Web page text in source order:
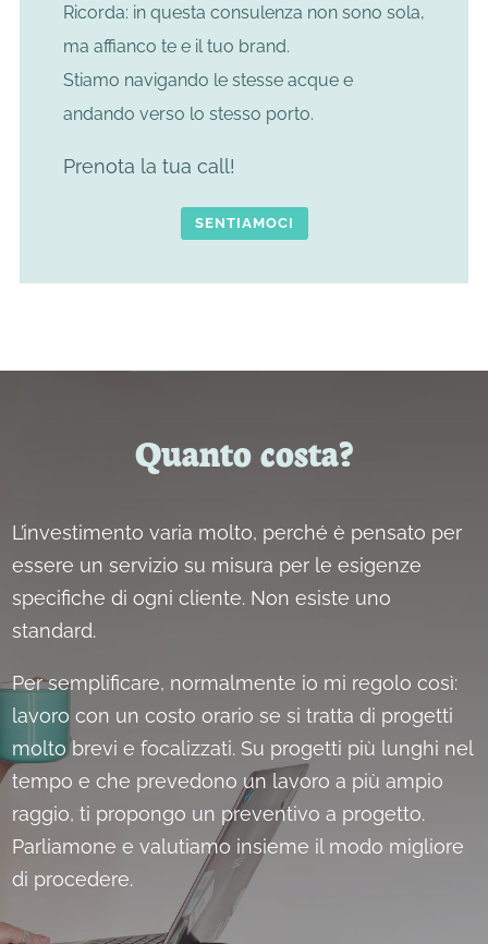
Ricorda: in questa consulenza non sono sola,
ma affianco te e il tuo brand.
Stiamo navigando le stesse acque e
andando verso lo stesso porto.
Prenota la tua call!
SENTIAMOCI
Quanto costa?
L’investimento varia molto, perché è pensato per
essere un servizio su misura per le esigenze
specifiche di ogni cliente. Non esiste uno
standard.
Per semplificare, normalmente io mi regolo così:
lavoro con un costo orario se si tratta di progetti
molto brevi e focalizzati. Su progetti più lunghi nel
tempo e che prevedono un lavoro a più ampio
raggio, ti propongo un preventivo a progetto.
Parliamone e valutiamo insieme il modo migliore
di procedere.